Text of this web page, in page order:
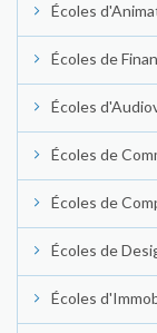
Écoles
Écoles de
Écoles
Écoles de
Écoles de
Écoles de
Écoles